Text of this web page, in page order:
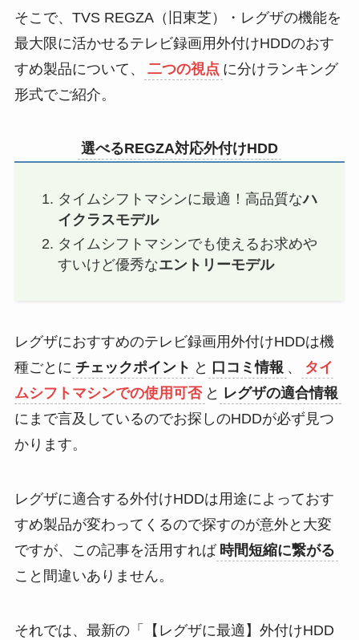
そこで、TVS REGZA（旧東芝）・レグザの機能を
最大限に活かせるテレビ録画用外付けHDDのおす
すめ製品について、
二つの視点 に分けランキング
形式でご紹介。
選べるREGZA対応外付けHDD
タイムシフトマシンに最適！高品質なハ
イクラスモデル
タイムシフトマシンでも使えるお求めや
すいけど優秀なエントリーモデル
レグザにおすすめのテレビ録画用外付けHDDは機
種ごとに チェックポイント と 口コミ情報 、
タイ
ムシフトマシンでの使用可否 と レグザの適合情報
にまで言及しているのでお探しのHDDが必ず見つ
かります。
レグザに適合する外付けHDDは用途によっておす
すめ製品が変わってくるので探すのが意外と大変
ですが、この記事を活用すれば 時間短縮に繋がる
こと間違いありません。
それでは、最新の「【レグザに最適】外付けHDD